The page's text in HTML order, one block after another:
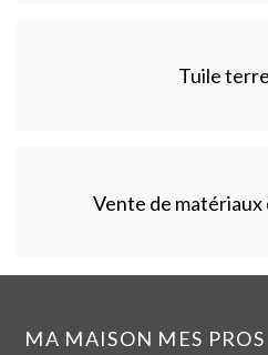
Tuile
Vente de
MA MAISON MES PROS